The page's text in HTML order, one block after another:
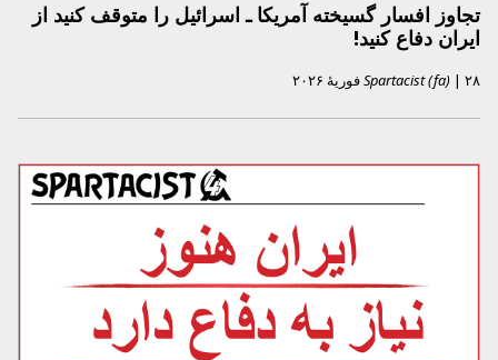
تجاوز افسار گسیخته آمریکا ـ اسرائیل را متوقف کنید از
ایران دفاع کنید!
Spartacist (fa) | ۲۸ فوریهٔ ۲۰۲۶